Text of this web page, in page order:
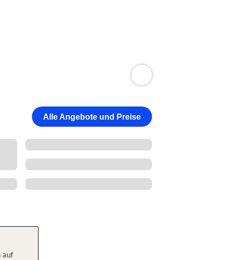
Alle Angebote und Preise
auf